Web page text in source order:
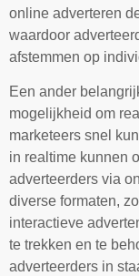
online adverteren
waardoor
afstemmen op
Een ander
mogelijkheid om
marketeers snel
in realtime kunnen
adverteerders via
diverse formaten,
interactieve
te trekken en te
adverteerders in